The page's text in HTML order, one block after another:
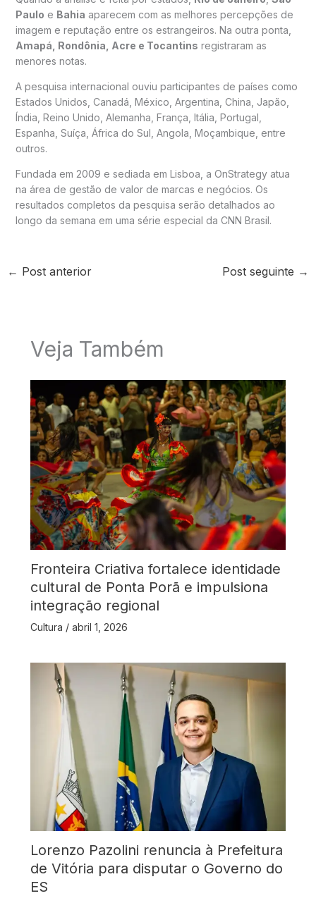
Paulo e Bahia aparecem com as melhores percepções de
imagem e reputação entre os estrangeiros. Na outra ponta,
Amapá, Rondônia, Acre e Tocantins registraram as
menores notas.
A pesquisa internacional ouviu participantes de países como
Estados Unidos, Canadá, México, Argentina, China, Japão,
Índia, Reino Unido, Alemanha, França, Itália, Portugal,
Espanha, Suíça, África do Sul, Angola, Moçambique, entre
outros.
Fundada em 2009 e sediada em Lisboa, a OnStrategy atua
na área de gestão de valor de marcas e negócios. Os
resultados completos da pesquisa serão detalhados ao
longo da semana em uma série especial da CNN Brasil.
← Post anterior Post seguinte →
Veja Também
Fronteira Criativa fortalece identidade
cultural de Ponta Porã e impulsiona
integração regional
Cultura / abril 1, 2026
Lorenzo Pazolini renuncia à Prefeitura
de Vitória para disputar o Governo do
ES